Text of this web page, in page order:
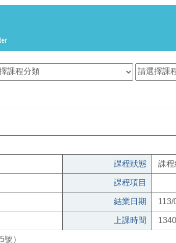
課程狀態 課程
課程項目
結業日期 113/
上課時間
）